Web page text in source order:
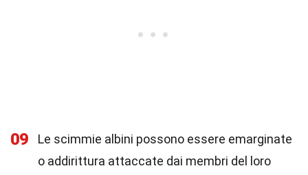
09
Le scimmie albini possono essere emarginate
o addirittura attaccate dai membri del loro